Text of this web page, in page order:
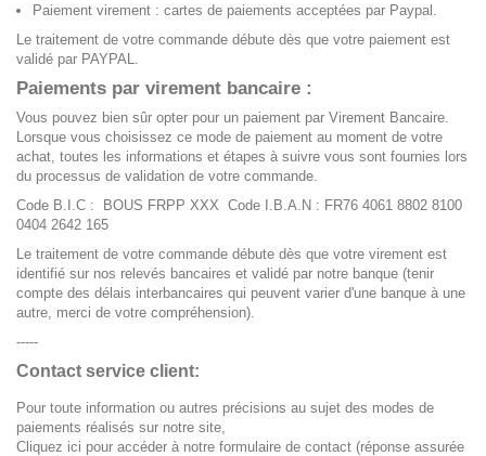
Paiement virement : cartes de paiements acceptées par Paypal.
Le traitement de votre commande débute dès que votre paiement est
validé par PAYPAL.
Paiements par virement bancaire :
Vous pouvez bien sûr opter pour un paiement par Virement Bancaire.
Lorsque vous choisissez ce mode de paiement au moment de votre
achat, toutes les informations et étapes à suivre vous sont fournies lors
du processus de validation de votre commande.
Code B.I.C : BOUS FRPP XXX Code I.B.A.N : FR76 4061 8802 8100
0404 2642 165
Le traitement de votre commande débute dès que votre virement est
identifié sur nos relevés bancaires et validé par notre banque (tenir
compte des délais interbancaires qui peuvent varier d'une banque à une
autre, merci de votre compréhension).
-----
Contact service client:
Pour toute information ou autres précisions au sujet des modes de
paiements réalisés sur notre site,
Cliquez ici pour accéder à notre formulaire de contact (réponse assurée